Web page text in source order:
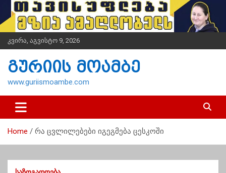
i
t
n
კვირა, აგვისტო 9, 2026
გურიის მოამბე
www.guriismoambe.com
Home რა ცვლილებები იგეგმება ცესკოში